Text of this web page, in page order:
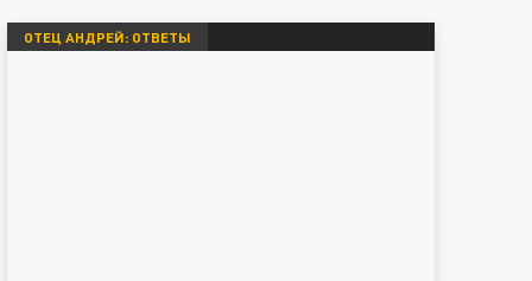
ОТЕЦ АНДРЕЙ: ОТВЕТЫ